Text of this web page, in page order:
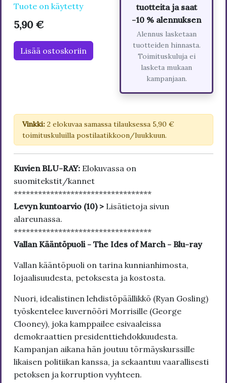
Tuote on käytetty
5,90 €
Lisää ostoskoriin
tuotteita ja saat
-10 % alennuksen
Alennus lasketaan
tuotteiden hinnasta.
Toimituskuluja ei
lasketa mukaan
kampanjaan.
Vinkki: 2 elokuvaa samassa tilauksessa 5,90 €
toimituskuluilla postilaatikkoon/luukkuun.
Kuvien BLU-RAY: Elokuvassa on
suomitekstit/kannet
**********************************
Levyn kuntoarvio (10) > Lisätietoja sivun
alareunassa.
**********************************
Vallan Kääntöpuoli - The Ides of March - Blu-ray
Vallan kääntöpuoli on tarina kunnianhimosta,
lojaalisuudesta, petoksesta ja kostosta.
Nuori, idealistinen lehdistöpäällikkö (Ryan Gosling)
työskentelee kuvernööri Morrisille (George
Clooney), joka kamppailee esivaaleissa
demokraattien presidenttiehdokkuudesta.
Kampanjan aikana hän joutuu törmäyskurssille
likaisen politiikan kanssa, ja sekaantuu vaarallisesti
petoksen ja korruption vyyhteen.